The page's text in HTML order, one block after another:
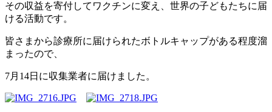
その収益を寄付してワクチンに変え、世界の子どもたちに届
ける活動です。
皆さまから診療所に届けられたボトルキャップがある程度溜
まったので、
7月14日に収集業者に届けました。